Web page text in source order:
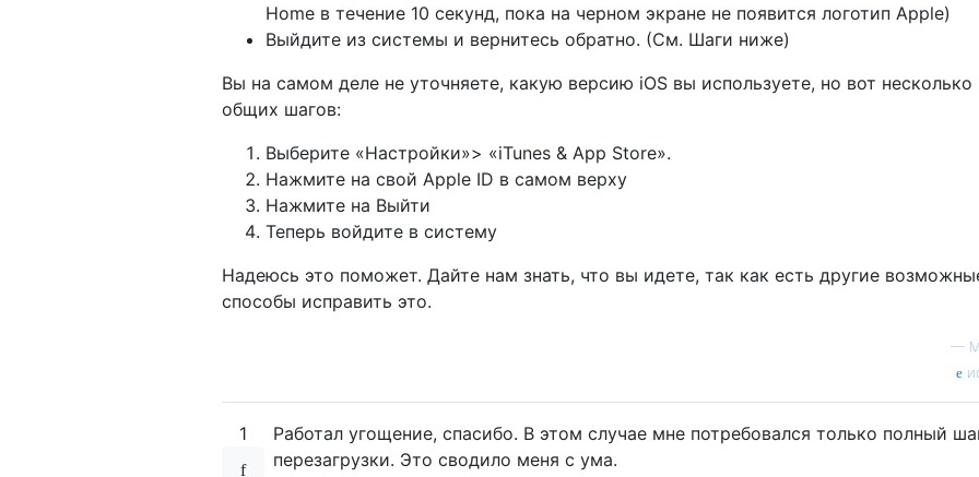
Home в течение 10 секунд, пока на черном экране не появится логотип Apple)
Выйдите из системы и вернитесь обратно. (См. Шаги ниже)
Вы на самом деле не уточняете, какую версию iOS вы используете, но вот несколько
общих шагов:
Выберите «Настройки»> «iTunes & App Store».
Нажмите на свой Apple ID в самом верху
Нажмите на Выйти
Теперь войдите в систему
Надеюсь это поможет. Дайте нам знать, что вы идете, так как есть другие
способы исправить это.
—
1
Работал угощение, спасибо. В этом случае мне потребовался только полный
перезагрузки. Это сводило меня с ума.